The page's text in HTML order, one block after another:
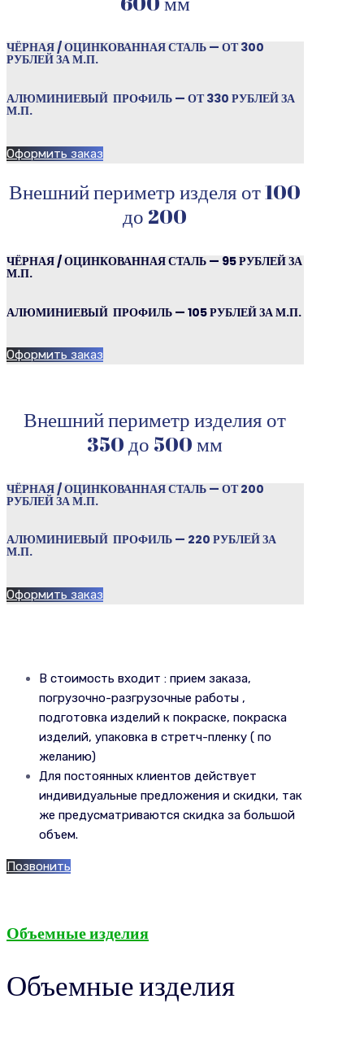
ЧЁРНАЯ / ОЦИНКОВАННАЯ СТАЛЬ — ОТ 300
РУБЛЕЙ ЗА М.П.
АЛЮМИНИЕВЫЙ ПРОФИЛЬ — ОТ 330 РУБЛЕЙ ЗА
М.П.
Оформить заказ
Внешний периметр изделя от 100
до 200
ЧЁРНАЯ / ОЦИНКОВАННАЯ СТАЛЬ — 95 РУБЛЕЙ ЗА
М.П.
АЛЮМИНИЕВЫЙ ПРОФИЛЬ — 105 РУБЛЕЙ ЗА М.П.
Оформить заказ
Внешний периметр изделия от
350 до 500 мм
ЧЁРНАЯ / ОЦИНКОВАННАЯ СТАЛЬ — ОТ 200
РУБЛЕЙ ЗА М.П.
АЛЮМИНИЕВЫЙ ПРОФИЛЬ — 220 РУБЛЕЙ ЗА
М.П.
Оформить заказ
В стоимость входит : прием заказа,
погрузочно-разгрузочные работы ,
подготовка изделий к покраске, покраска
изделий, упаковка в стретч-пленку ( по
желанию)
Для постоянных клиентов действует
индивидуальные предложения и скидки, так
же предусматриваются скидка за большой
объем.
Позвонить
Объемные изделия
Объемные изделия